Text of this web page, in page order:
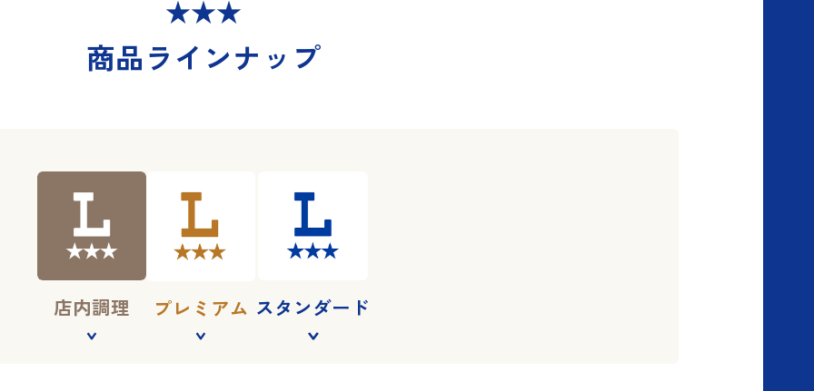
商品ラインナップ
店内調理 プレミアム スタンダード